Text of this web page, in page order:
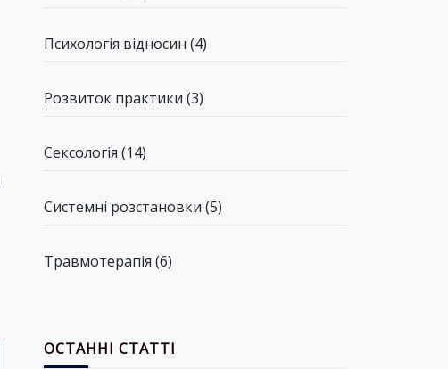
Психологія відносин (4)
Розвиток практики (3)
Сексологія (14)
Системні розстановки (5)
Травмотерапія (6)
ОСТАННІ СТАТТІ